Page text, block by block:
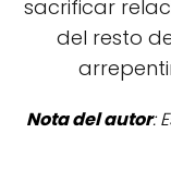
sacrificar
del resto
Nota del autor: